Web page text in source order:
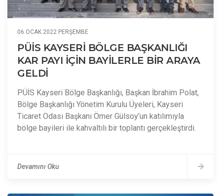
06 OCAK 2022 PERŞEMBE
PÜİS KAYSERİ BÖLGE BAŞKANLIĞI
KAR PAYI İÇİN BAYİLERLE BİR ARAYA
GELDİ
PÜİS Kayseri Bölge Başkanlığı, Başkan İbrahim Polat,
Bölge Başkanlığı Yönetim Kurulu Üyeleri, Kayseri
Ticaret Odası Başkanı Ömer Gülsoy’un katılımıyla
bölge bayileri ile kahvaltılı bir toplantı gerçekleştirdi.
Devamını Oku